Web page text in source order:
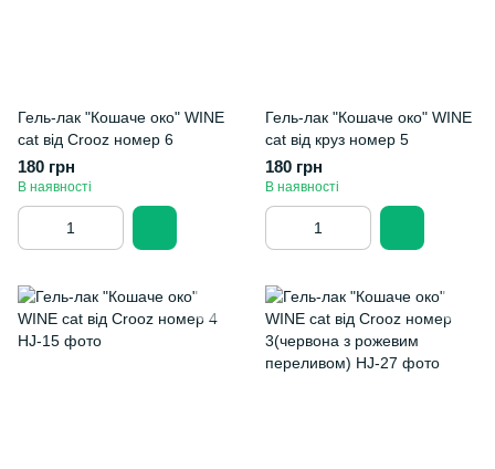
Гель-лак "Кошаче око" WINE
cat від Crooz номер 6
180 грн
В наявності
Гель-лак "Кошаче око" WINE
cat від круз номер 5
180 грн
В наявності